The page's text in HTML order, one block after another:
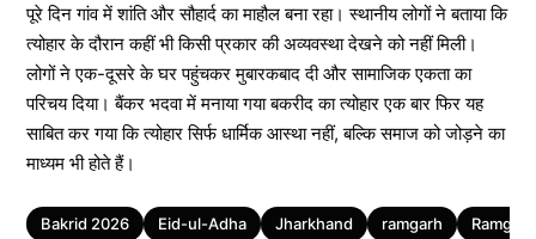
पूरे दिन गांव में शांति और सौहार्द का माहौल बना रहा। स्थानीय लोगों ने बताया कि
त्योहार के दौरान कहीं भी किसी प्रकार की अव्यवस्था देखने को नहीं मिली।
लोगों ने एक-दूसरे के घर पहुंचकर मुबारकबाद दी और सामाजिक एकता का
परिचय दिया। बैंकर भदवा में मनाया गया बकरीद का त्योहार एक बार फिर यह
साबित कर गया कि त्योहार सिर्फ धार्मिक आस्था नहीं, बल्कि समाज को जोड़ने का
माध्यम भी होते हैं।
Tags
Bakrid 2026 Eid-ul-Adha Jharkhand ramgarh